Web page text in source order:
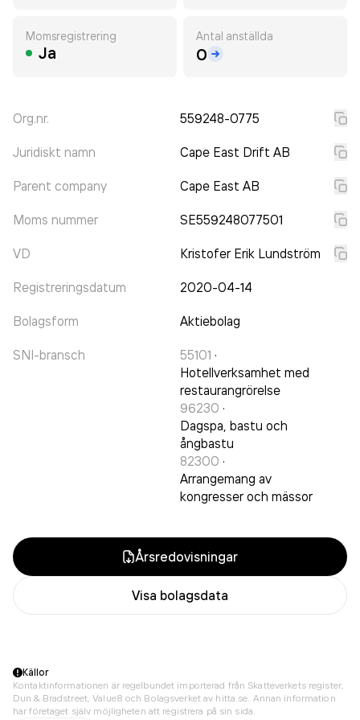
Momsregistrering
Ja
Antal anställda
0
Org.nr. 559248-0775
Juridiskt namn Cape East Drift AB
Parent company Cape East AB
Moms nummer SE559248077501
VD Kristofer Erik Lundström
Registreringsdatum 2020-04-14
Bolagsform Aktiebolag
SNI-bransch 55101 ·
Hotellverksamhet med
restaurangrörelse
96230 ·
Dagspa, bastu och
ångbastu
82300 ·
Arrangemang av
kongresser och mässor
Årsredovisningar
Visa bolagsdata
Källor
Kontaktinformationen är regelbundet importerad från Skatteverkets register,
Dun & Bradstreet, Value8 och Bolagsverket av hitta.se. Annan information
har företaget själv möjligheten att registrera på sin sida.